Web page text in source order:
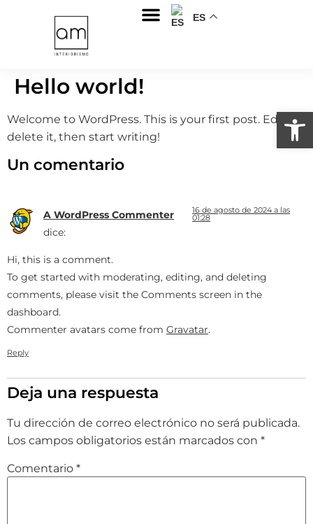
ES
Hello world!
Welcome to WordPress. This is your first post. Edit or
delete it, then start writing!
Un comentario
A WordPress Commenter
dice:
16 de agosto de 2024 a las
01:28
Hi, this is a comment.
To get started with moderating, editing, and deleting
comments, please visit the Comments screen in the
dashboard.
Commenter avatars come from Gravatar.
Reply
Deja una respuesta
Tu dirección de correo electrónico no será publicada.
Los campos obligatorios están marcados con *
Comentario *